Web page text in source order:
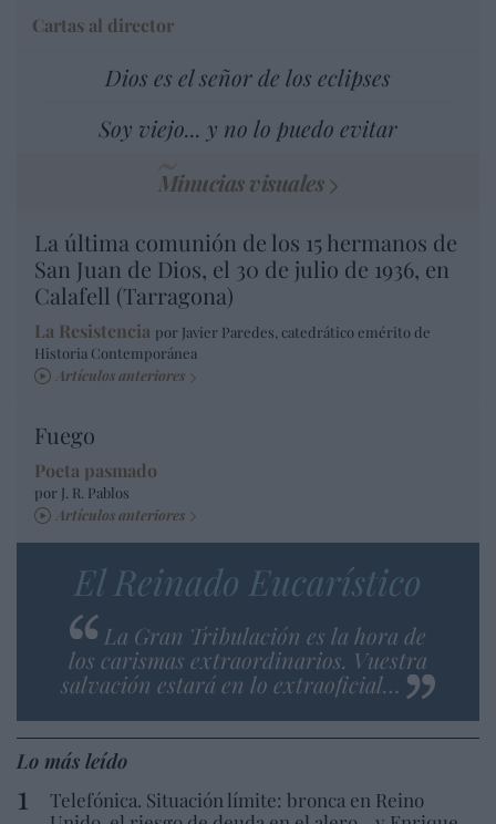
Cartas al director
Dios es el señor de los eclipses
Soy viejo... y no lo puedo evitar
Minucias visuales
La última comunión de los 15 hermanos de
San Juan de Dios, el 30 de julio de 1936, en
Calafell (Tarragona)
La Resistencia por Javier Paredes, catedrático emérito de
Historia Contemporánea
Artículos anteriores
Fuego
Poeta pasmado
por J. R. Pablos
Artículos anteriores
El Reinado Eucarístico
La Gran Tribulación es la hora de
los carismas extraordinarios. Vuestra
salvación estará en lo extraoficial…
Lo más leído
Telefónica. Situación límite: bronca en Reino